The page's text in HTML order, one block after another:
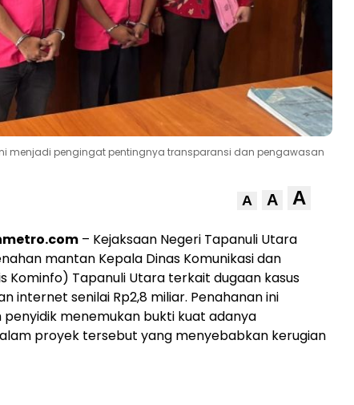
menjadi pengingat pentingnya transparansi dan pengawasan
A A A
– Kejaksaan Negeri Tapanuli Utara
mantan Kepala Dinas Komunikasi dan
Kominfo) Tapanuli Utara terkait dugaan kasus
internet senilai Rp2,8 miliar. Penahanan ini
penyidik menemukan bukti kuat adanya
proyek tersebut yang menyebabkan kerugian